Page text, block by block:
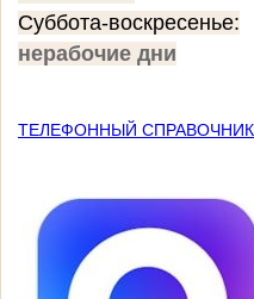
Суббота-воскресенье:
нерабочие дни
ТЕЛЕФОННЫЙ СПРАВОЧНИК